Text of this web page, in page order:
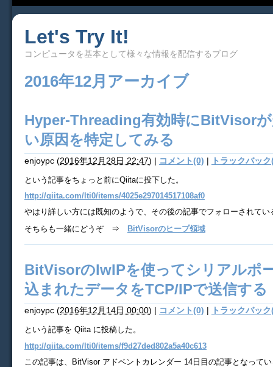
Let's Try It!
コンピュータを基本として様々な情報を配信するブログ
2016年12月アーカイブ
Hyper-Threading有効時にBitVisor
い原因を特定してみる
enjoypc (2016年12月28日 22:47) | コメント(0) | トラックバッ
という記事をちょっと前にQiitaに投下した。
http://qiita.com/lti0/items/4025e297014517108af0
やはり詳しい方には既知のようで、その後の記事でフォローされてい
そちらも一緒にどうぞ ⇒
BitVisorのヒープ領域
BitVisorのlwIPを使ってシリアルポ
込まれたデータをTCP/IPで送信する
enjoypc (2016年12月14日 00:00) | コメント(0) | トラックバッ
という記事を Qiita に投稿した。
http://qiita.com/lti0/items/f9d27ded802a5a40c613
この記事は、BitVisor アドベントカレンダー 14日目の記事となって